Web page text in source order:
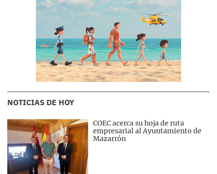
NOTICIAS DE HOY
COEC acerca su hoja de ruta
empresarial al Ayuntamiento de
Mazarrón